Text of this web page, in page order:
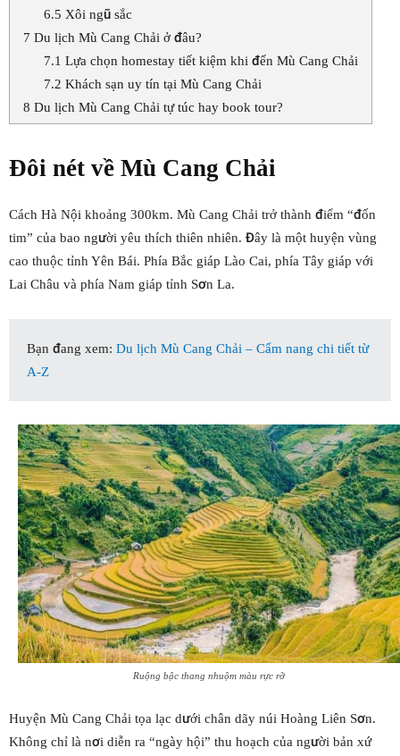
6.5 Xôi ngũ sắc
7 Du lịch Mù Cang Chải ở đâu?
7.1 Lựa chọn homestay tiết kiệm khi đến Mù Cang Chải
7.2 Khách sạn uy tín tại Mù Cang Chải
8 Du lịch Mù Cang Chải tự túc hay book tour?
Đôi nét về Mù Cang Chải
Cách Hà Nội khoảng 300km. Mù Cang Chải trở thành điểm “đốn
tim” của bao người yêu thích thiên nhiên. Đây là một huyện vùng
cao thuộc tỉnh Yên Bái. Phía Bắc giáp Lào Cai, phía Tây giáp với
Lai Châu và phía Nam giáp tỉnh Sơn La.
Bạn đang xem: Du lịch Mù Cang Chải – Cẩm nang chi tiết từ
A-Z
Ruộng bậc thang nhuộm màu rực rỡ
Huyện Mù Cang Chải tọa lạc dưới chân dãy núi Hoàng Liên Sơn.
Không chỉ là nơi diễn ra “ngày hội” thu hoạch của người bản xứ